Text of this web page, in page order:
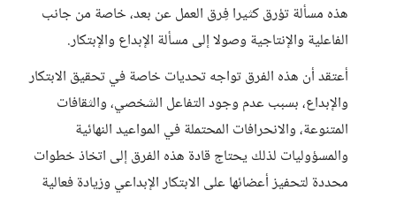
هذه مسألة تؤرق كثيرا فِرق العمل عن بعد، خاصة من جانب
الفاعلية والإنتاجية وصولا إلى مسألة الإبداع والإبتكار.
أعتقد أن هذه الفرق تواجه تحديات خاصة في تحقيق الابتكار
والإبداع، بسبب عدم وجود التفاعل الشخصي، والثقافات
المتنوعة، والانحرافات المحتملة في المواعيد النهائية
والمسؤوليات لذلك يحتاج قادة هذه الفرق إلى اتخاذ خطوات
محددة لتحفيز أعضائها على الابتكار الإبداعي وزيادة فعالية